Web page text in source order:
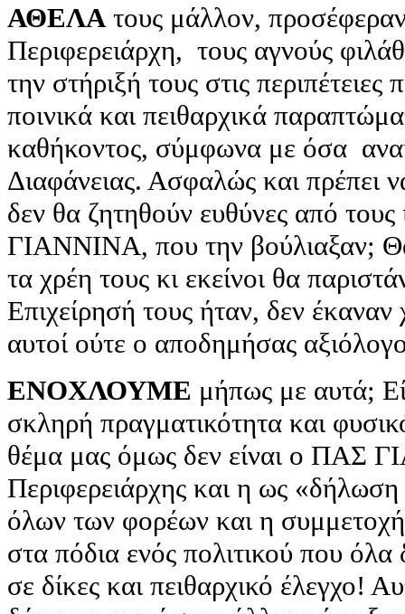
ΑΘΕΛΑ τους μάλλον,
Περιφερειάρχη, τους αγνούς
την στήριξή τους στις περιπέτειες
ποινικά και πειθαρχικά
καθήκοντος, σύμφωνα με όσα
Διαφάνειας. Ασφαλώς και πρέπει
δεν θα ζητηθούν ευθύνες από
ΓΙΑΝΝΙΝΑ, που την βούλιαξαν;
τα χρέη τους κι εκείνοι θα
Επιχείρησή τους ήταν, δεν
αυτοί ούτε ο αποδημήσας
ΕΝΟΧΛΟΥΜΕ μήπως με αυτά;
σκληρή πραγματικότητα και
θέμα μας όμως δεν είναι ο ΠΑΣ
Περιφερειάρχης και η ως
όλων των φορέων και η
στα πόδια ενός πολιτικού που όλα
σε δίκες και πειθαρχικό έλεγχο!